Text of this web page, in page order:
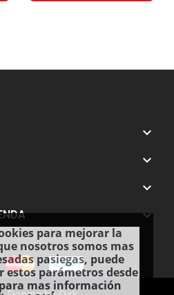
para mejorar la
nosotros somos mas
pasiegas, puede
parámetros desde
mas información



